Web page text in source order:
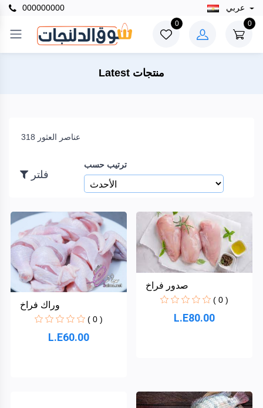
000000000
0 0
Latest منتجات
فلتر
العلامات
التجارية
318 عناصر العثور
فلتر
ترتيب حسب
وراك فراخ
( 0 )
L.E60.00
صدور فراخ
( 0 )
L.E80.00